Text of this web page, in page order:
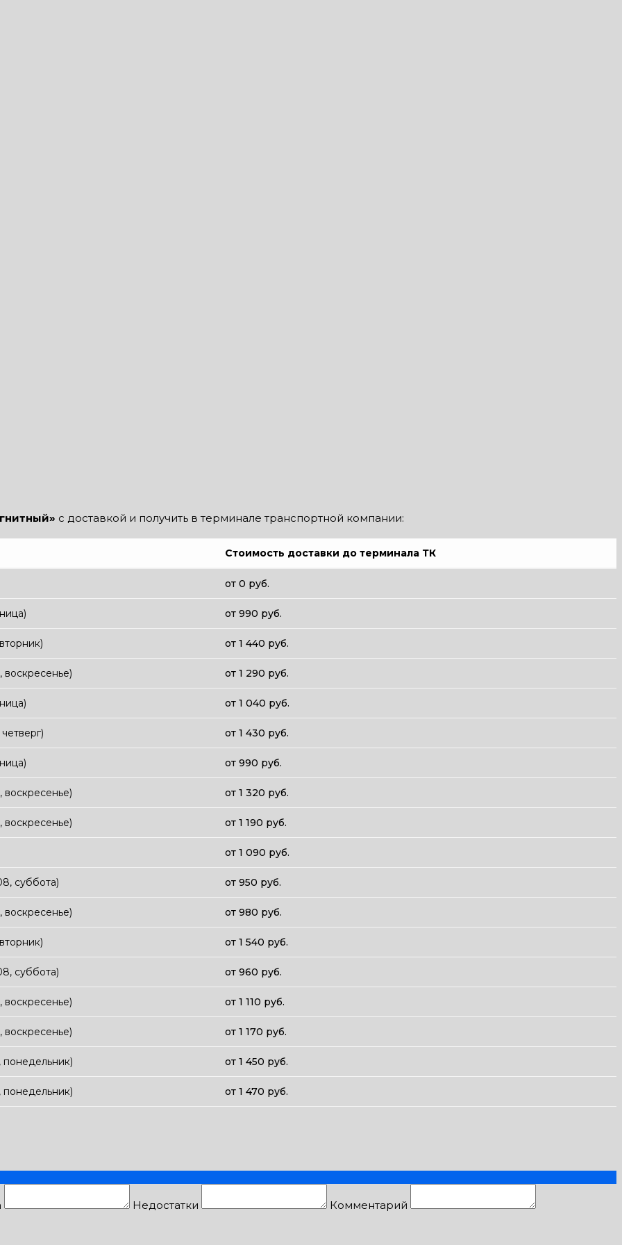
с доставкой и получить в терминале транспортной компании:
Стоимость доставки до терминала ТК
от 0 руб.
от 990 руб.
от 1 440 руб.
от 1 290 руб.
от 1 040 руб.
от 1 430 руб.
от 990 руб.
от 1 320 руб.
от 1 190 руб.
от 1 090 руб.
суббота) от 950 руб.
от 980 руб.
от 1 540 руб.
суббота) от 960 руб.
от 1 110 руб.
от 1 170 руб.
понедельник) от 1 450 руб.
понедельник) от 1 470 руб.
Недостатки Комментарий